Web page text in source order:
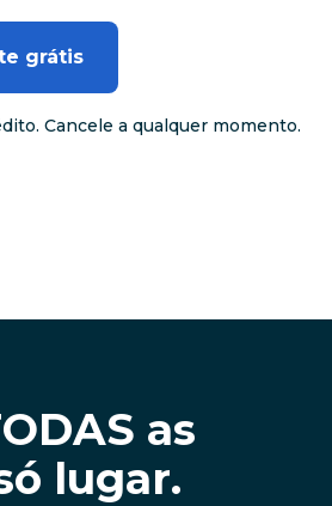
grátis
Cancele a qualquer momento.
as
lugar.